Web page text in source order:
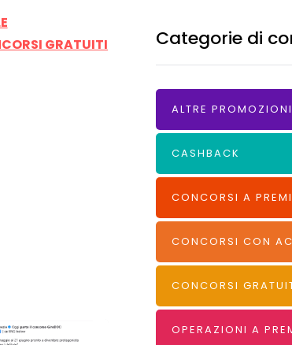
GRATUITI Categorie di
ALTRE PROMOZIONI
CASHBACK
CONCORSI A
CONCORSI CON
CONCORSI
OPERAZIONI A